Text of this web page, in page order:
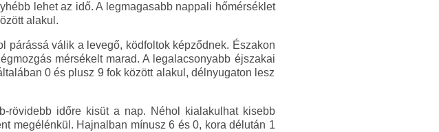
lehet az idő. A legmagasabb nappali hőmérséklet
alakul.
párássá válik a levegő, ködfoltok képződnek. Északon
mérsékelt marad. A legalacsonyabb éjszakai
0 és plusz 9 fok között alakul, délnyugaton lesz
rövidebb időre kisüt a nap. Néhol kialakulhat kisebb
megélénkül. Hajnalban mínusz 6 és 0, kora délután 1